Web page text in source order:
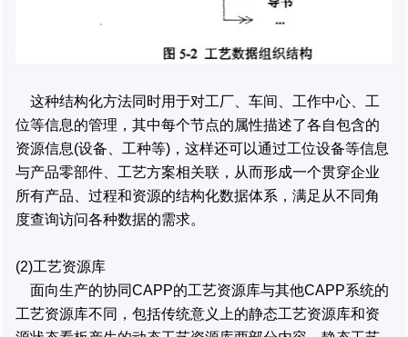
这种结构化方法同时用于对工厂、车间、工作中心、工
位等信息的管理，其中每个节点的属性描述了各自包含的
资源信息(设备、工种等)，这样还可以通过工位设备等信息
与产品零部件、工艺方案相关联，从而形成一个贯穿企业
所有产品、过程和资源的结构化数据体系，满足从不同角
度查询访问各种数据的需求。
(2)工艺资源库
面向生产的协同CAPP的工艺资源库与其他CAPP系统的
工艺资源库不同，包括传统意义上的静态工艺资源库和资